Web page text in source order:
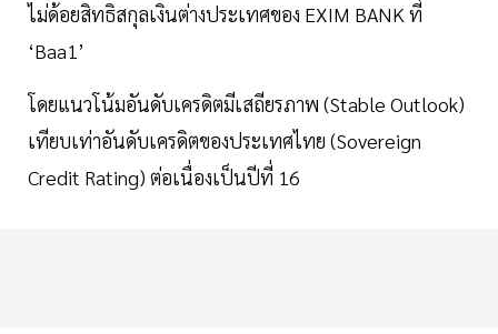
ไม่ด้อยสิทธิสกุลเงินต่างประเทศของ EXIM BANK ที่
‘Baa1’
โดยแนวโน้มอันดับเครดิตมีเสถียรภาพ (Stable Outlook)
เทียบเท่าอันดับเครดิตของประเทศไทย (Sovereign
Credit Rating) ต่อเนื่องเป็นปีที่ 16